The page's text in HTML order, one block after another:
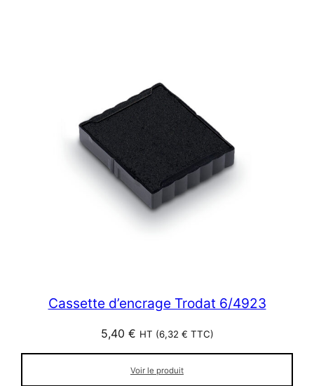
Cassette d’encrage Trodat 6/4923
5,40 € HT (6,32 € TTC)
Voir le produit